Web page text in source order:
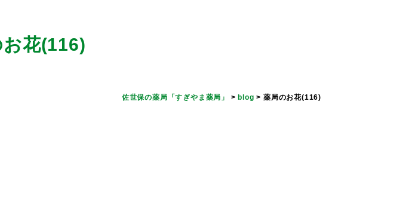
花(116)
佐世保の薬局「すぎやま薬局」 > blog > 薬局のお花(116)